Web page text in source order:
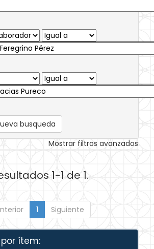
busqueda
Mostrar filtros avanzados
1-1 de 1.
1 Siguiente
ítem: